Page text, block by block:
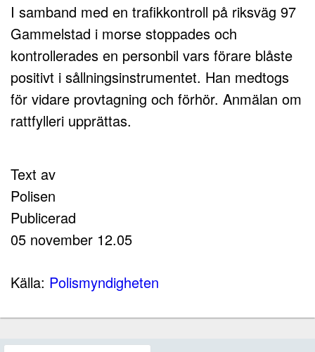
I samband med en trafikkontroll på riksväg 97
Gammelstad i morse stoppades och
kontrollerades en personbil vars förare blåste
positivt i sållningsinstrumentet. Han medtogs
för vidare provtagning och förhör. Anmälan om
rattfylleri upprättas.
Text av
Polisen
Publicerad
05 november 12.05
Källa: Polismyndigheten